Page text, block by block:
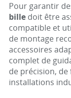
Pour garantir
billedoit être
compatible et
de montage
accessoires
complet de
de précision,
installations